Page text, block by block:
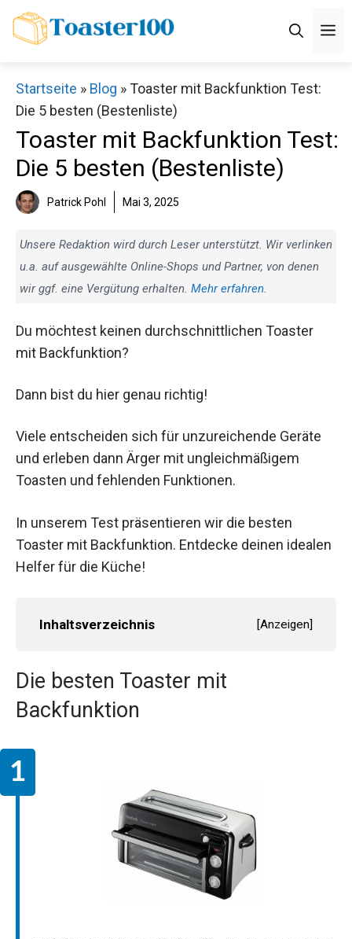
Zum
Inhalt
Startseite » Blog »Toaster mit Backfunktion Test:
Die 5 besten (Bestenliste)
Toaster mit Backfunktion Test:
Die 5 besten (Bestenliste)
Patrick Pohl Mai 3, 2025
Unsere Redaktion wird durch Leser unterstützt. Wir verlinken
u.a. auf ausgewählte Online-Shops und Partner, von denen
wir ggf. eine Vergütung erhalten. Mehr erfahren.
Du möchtest keinen durchschnittlichen Toaster
mit Backfunktion?
Dann bist du hier genau richtig!
Viele entscheiden sich für unzureichende Geräte
und erleben dann Ärger mit ungleichmäßigem
Toasten und fehlenden Funktionen.
In unserem Test präsentieren wir die besten
Toaster mit Backfunktion. Entdecke deinen idealen
Helfer für die Küche!
Inhaltsverzeichnis [Anzeigen]
Die besten Toaster mit
Backfunktion